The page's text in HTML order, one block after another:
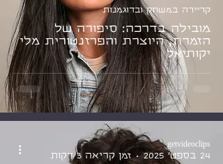
מובילה בדרכה: סיפורה של
הזמרת, היוצרת והפרזנטורית מלי
יקותיאל
קריירה במשחק ובדוגמנות
getvideoclips
24 בספט׳ 2025
זמן קריאה 3 דקות